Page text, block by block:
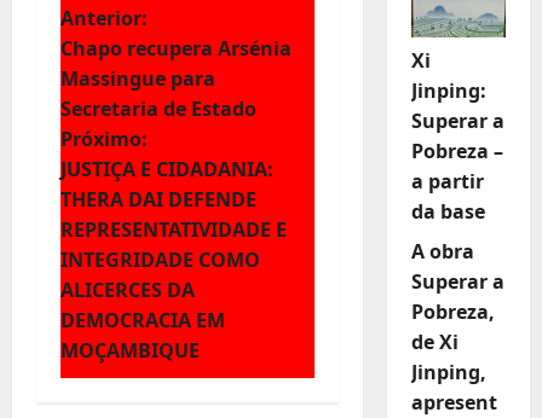
N
a
v
e
g
a
ç
ã
Anterior:
Chapo recupera Arsénia
Massingue para
Secretaria de Estado
Próximo:
JUSTIÇA E CIDADANIA:
THERA DAI DEFENDE
REPRESENTATIVIDADE E
INTEGRIDADE COMO
ALICERCES DA
DEMOCRACIA EM
MOÇAMBIQUE
Xi
Jinping:
Superar a
Pobreza –
a partir
da base
A obra
Superar a
Pobreza,
de Xi
Jinping,
apresent